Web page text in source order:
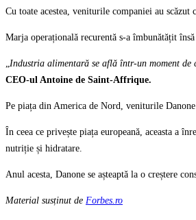
Cu toate acestea, veniturile companiei au
Marja operațională recurentă s-a îmbunătățit
Industria alimentară se află într-un moment
CEO-ul Antoine de Saint-Affrique.
Pe piața din America de Nord, veniturile
În ceea ce privește piața europeană, aceasta a
nutriție și hidratare.
Anul acesta, Danone se așteaptă la o creștere
Material susținut de Forbes.ro